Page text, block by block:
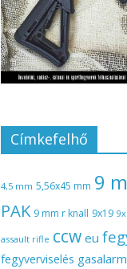
Címkefelhő
4,5 mm 5,56x45 mm 9
PAK 9 mm r knall 9x19
assault rifle ccw eu
fegyverviselés gasalarm